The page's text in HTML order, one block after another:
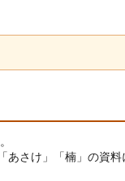
さけ」「楠」の資